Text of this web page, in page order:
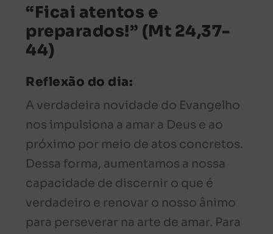
“Ficai atentos e
preparados!” (Mt 24,37-
44)
Reflexão do dia:
A verdadeira novidade do Evangelho
nos impulsiona a amar a Deus e ao
próximo por meio de atos concretos.
Dessa forma, aumentamos a nossa
capacidade de discernir o que é
verdadeiro e renovar o nosso ânimo
para perseverar na arte de amar. Para